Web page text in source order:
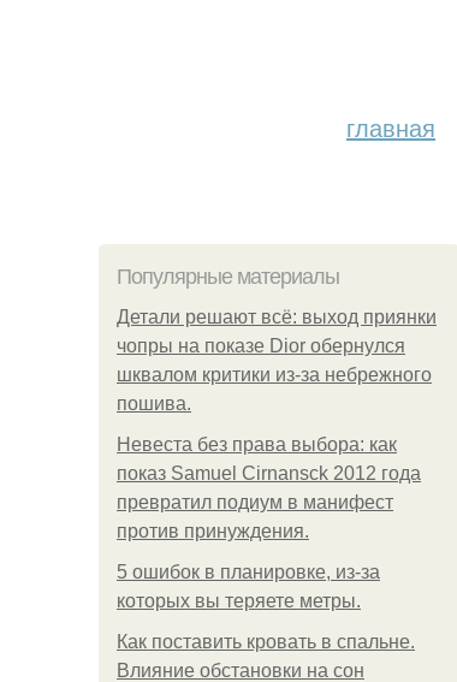
главная
Популярные материалы
Детали решают всё: выход приянки
чопры на показе Dior обернулся
шквалом критики из-за небрежного
пошива.
Невеста без права выбора: как
показ Samuel Cirnansck 2012 года
превратил подиум в манифест
против принуждения.
5 ошибок в планировке, из-за
которых вы теряете метры.
Как поставить кровать в спальне.
Влияние обстановки на сон